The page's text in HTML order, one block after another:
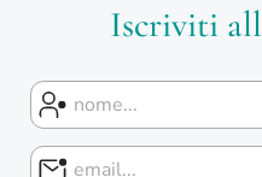
Iscriviti